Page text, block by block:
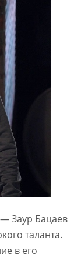
Заур Бацаев
таланта.
в его